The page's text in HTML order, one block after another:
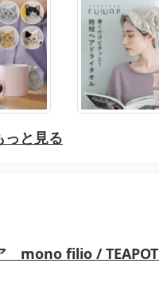
っと見る
mono filio / TEAPOT